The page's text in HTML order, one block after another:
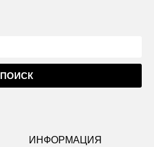
ПОИСК
ИНФОРМАЦИЯ